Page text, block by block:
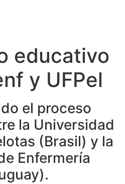
educativo
y UFPel
el proceso
la Universidad
(Brasil) y la
Enfermería